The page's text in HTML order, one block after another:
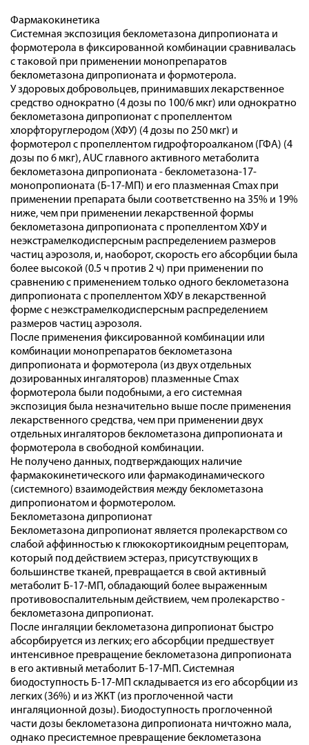
Фармакокинетика
Системная экспозиция беклометазона дипропионата и
формотерола в фиксированной комбинации сравнивалась
с таковой при применении монопрепаратов
беклометазона дипропионата и формотерола.
У здоровых добровольцев, принимавших лекарственное
средство однократно (4 дозы по 100/6 мкг) или однократно
беклометазона дипропионат с пропеллентом
хлорфторуглеродом (ХФУ) (4 дозы по 250 мкг) и
формотерол с пропеллентом гидрофтороалканом (ГФА) (4
дозы по 6 мкг), AUC главного активного метаболита
беклометазона дипропионата - беклометазона-17-
монопропионата (Б-17-МП) и его плазменная Cmax при
применении препарата были соответственно на 35% и 19%
ниже, чем при применении лекарственной формы
беклометазона дипропионата с пропеллентом ХФУ и
неэкстрамелкодисперсным распределением размеров
частиц аэрозоля, и, наоборот, скорость его абсорбции была
более высокой (0.5 ч против 2 ч) при применении по
сравнению с применением только одного беклометазона
дипропионата с пропеллентом ХФУ в лекарственной
форме с неэкстрамелкодисперсным распределением
размеров частиц аэрозоля.
После применения фиксированной комбинации или
комбинации монопрепаратов беклометазона
дипропионата и формотерола (из двух отдельных
дозированных ингаляторов) плазменные Cmax
формотерола были подобными, а его системная
экспозиция была незначительно выше после применения
лекарственного средства, чем при применении двух
отдельных ингаляторов беклометазона дипропионата и
формотерола в свободной комбинации.
Не получено данных, подтверждающих наличие
фармакокинетического или фармакодинамического
(системного) взаимодействия между беклометазона
дипропионатом и формотеролом.
Беклометазона дипропионат
Беклометазона дипропионат является пролекарством со
слабой аффинностью к глюкокортикоидным рецепторам,
который под действием эстераз, присутствующих в
большинстве тканей, превращается в свой активный
метаболит Б-17-МП, обладающий более выраженным
противовоспалительным действием, чем пролекарство -
беклометазона дипропионат.
После ингаляции беклометазона дипропионат быстро
абсорбируется из легких; его абсорбции предшествует
интенсивное превращение беклометазона дипропионата
в его активный метаболит Б-17-МП. Системная
биодоступность Б-17-МП складывается из его абсорбции из
легких (36%) и из ЖКТ (из проглоченной части
ингаляционной дозы). Биодоступность проглоченной
части дозы беклометазона дипропионата ничтожно мала,
однако пресистемное превращение беклометазона